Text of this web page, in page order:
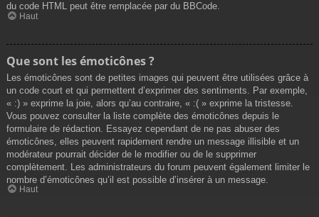
du code HTML peut être remplacée par du BBCode.
Haut
Que sont les émoticônes ?
Les émoticônes sont de petites images qui peuvent être utilisées grâce à
un code court et qui permettent d’exprimer des sentiments. Par exemple,
« :) » exprime la joie, alors qu’au contraire, « :( » exprime la tristesse.
Vous pouvez consulter la liste complète des émoticônes depuis le
formulaire de rédaction. Essayez cependant de ne pas abuser des
émoticônes, elles peuvent rapidement rendre un message illisible et un
modérateur pourrait décider de le modifier ou de le supprimer
complètement. Les administrateurs du forum peuvent également limiter le
nombre d’émoticônes qu’il est possible d’insérer à un message.
Haut